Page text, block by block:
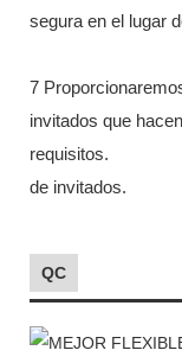
segura en el lugar
7
invitados que
requisitos.
de invitados.
QC